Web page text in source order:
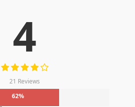
4
21 Reviews
62%